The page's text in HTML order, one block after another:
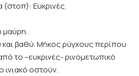
(στοπ): Ευκρινές.
μαύρη.
και βαθύ. Μήκος ρύγχους περίπου
το –ευκρινές- ρινομετωπικό
οστούν.